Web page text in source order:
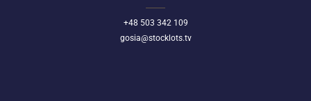
+48 503 342 109
gosia@stocklots.tv